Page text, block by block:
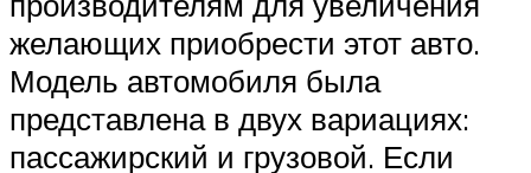
желающих приобрести этот авто.
Модель автомобиля была
представлена в двух вариациях:
пассажирский и грузовой. Если